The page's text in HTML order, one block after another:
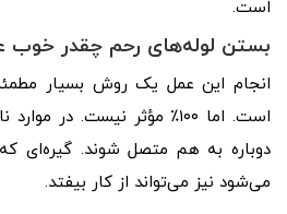
است.
بستن لوله‌های رحم چقدر خوب
انجام این عمل یک روش بسیار مطمئن
است. اما ۱۰۰٪ مؤثر نیست. در
دوباره به هم متصل شوند. گیره‌ای
می‌شود نیز می‌تواند از کار بیفتد.